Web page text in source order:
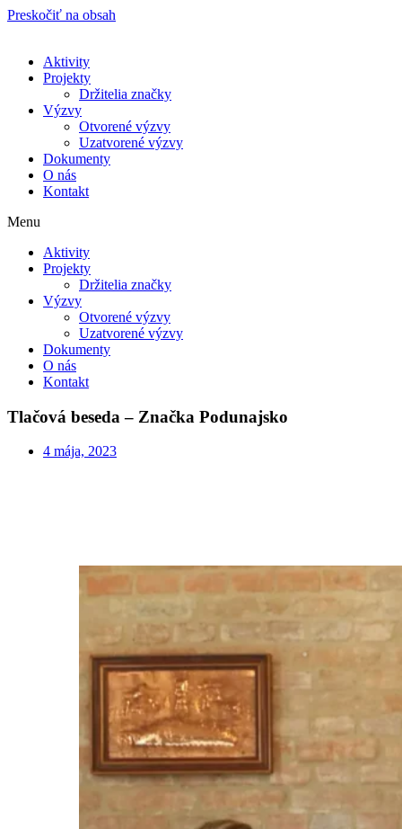
Preskočiť na obsah
Aktivity
Projekty
Držitelia značky
Výzvy
Otvorené výzvy
Uzatvorené výzvy
Dokumenty
O nás
Kontakt
Menu
Aktivity
Projekty
Držitelia značky
Výzvy
Otvorené výzvy
Uzatvorené výzvy
Dokumenty
O nás
Kontakt
Tlačová beseda – Značka Podunajsko
4 mája, 2023